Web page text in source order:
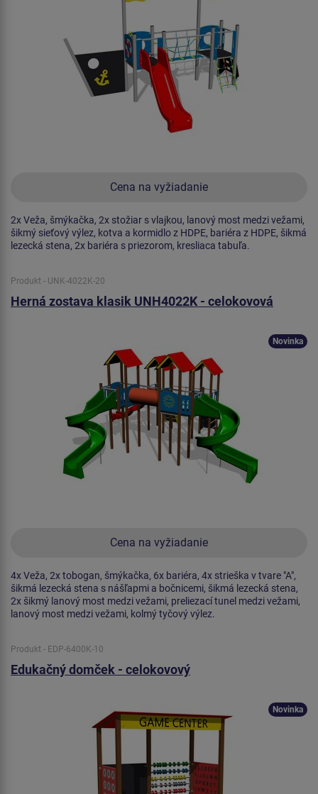
Cena na vyžiadanie
2x Veža, šmýkačka, 2x stožiar s vlajkou, lanový most medzi vežami,
šikmý sieťový výlez, kotva a kormidlo z HDPE, bariéra z HDPE, šikmá
lezecká stena, 2x bariéra s priezorom, kresliaca tabuľa.
Produkt - UNK-4022K-20
Herná zostava klasik UNH4022K - celokovová
Cena na vyžiadanie
Novinka
4x Veža, 2x tobogan, šmýkačka, 6x bariéra, 4x strieška v tvare "A",
šikmá lezecká stena s nášľapmi a bočnicemi, šikmá lezecká stena,
2x šikmý lanový most medzi vežami, preliezací tunel medzi vežami,
lanový most medzi vežami, kolmý tyčový výlez.
Produkt - EDP-6400K-10
Edukačný domček - celokovový
Novinka